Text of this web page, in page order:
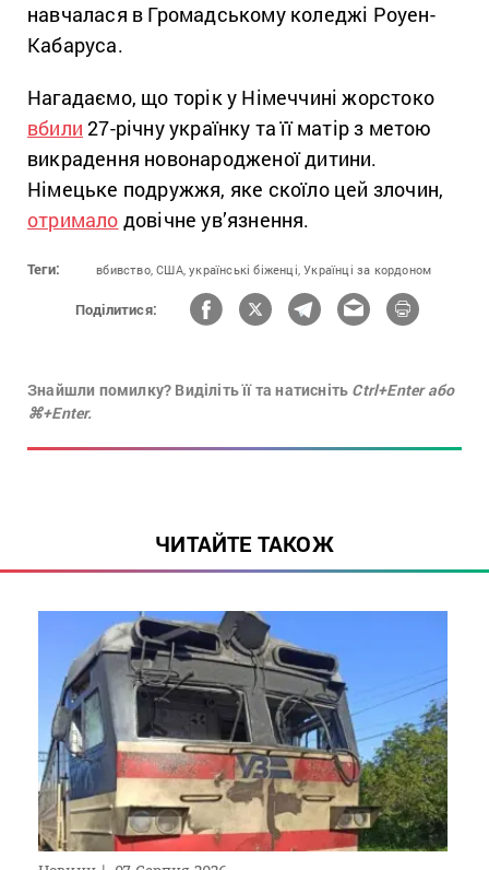
навчалася в Громадському коледжі Роуен-
Кабаруса.
Нагадаємо, що торік у Німеччині жорстоко
вбили 27-річну українку та її матір з метою
викрадення новонародженої дитини.
Німецьке подружжя, яке скоїло цей злочин,
отримало довічне ув’язнення.
Теги: вбивство, США, українські біженці, Українці за кордоном
Поділитися:
Знайшли помилку? Виділіть її та натисніть Ctrl+Enter або
⌘+Enter.
ЧИТАЙТЕ ТАКОЖ